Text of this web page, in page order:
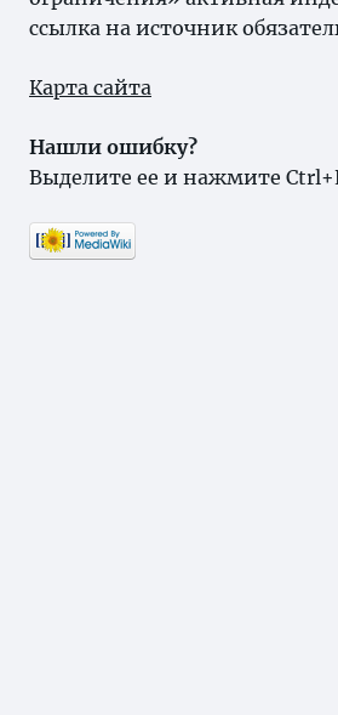
ссылка на источник
Карта сайта
Нашли ошибку?
Выделите ее и нажмите